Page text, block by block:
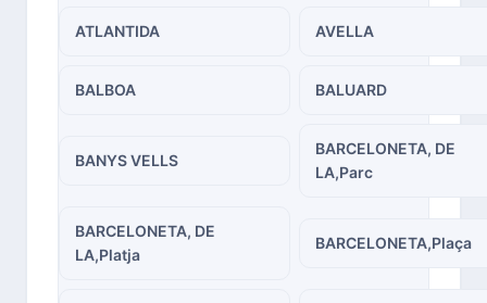
ATLANTIDA AVELLA
BALBOA BALUARD
BANYS VELLS
BARCELONETA, DE
LA,Parc
BARCELONETA, DE
LA,Platja
BARCELONETA,Plaça